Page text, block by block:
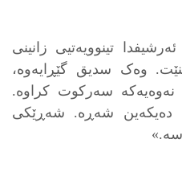
تینوویەتیی زانینی
وەک سدیق گێڕایەوە،
سەرکوت کراوە.
دەیکەین شەڕە. شەڕێکی